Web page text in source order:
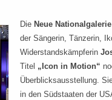
Die Neue Nationalgalerie
der Sängerin, Tänzerin,
Widerstandskämpferin
Titel „Icon in Motion“
Überblicksausstellung.
in den Südstaaten der